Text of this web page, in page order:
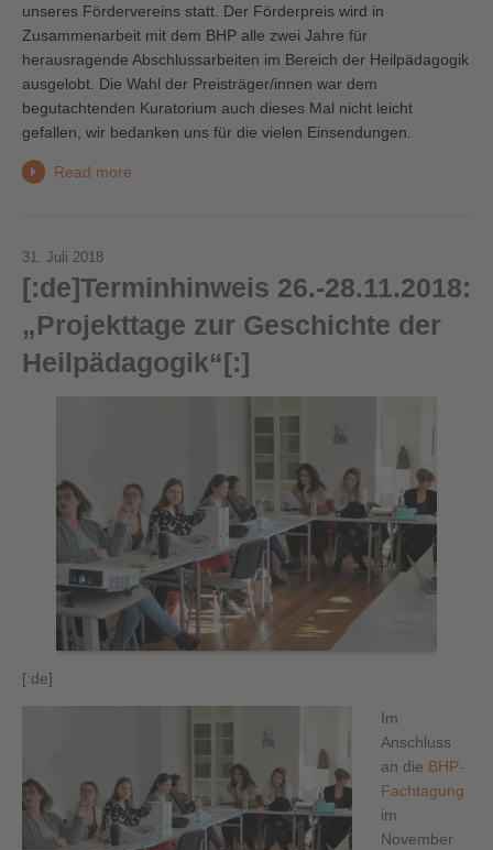
unseres Fördervereins statt. Der Förderpreis wird in
Zusammenarbeit mit dem BHP alle zwei Jahre für
herausragende Abschlussarbeiten im Bereich der Heilpädagogik
ausgelobt. Die Wahl der Preisträger/innen war dem
begutachtenden Kuratorium auch dieses Mal nicht leicht
gefallen, wir bedanken uns für die vielen Einsendungen.
Read more
31. Juli 2018
[:de]Terminhinweis 26.-28.11.2018:
„Projekttage zur Geschichte der
Heilpädagogik“[:]
[:de]
Im
Anschluss
an die BHP-
Fachtagung
im
November